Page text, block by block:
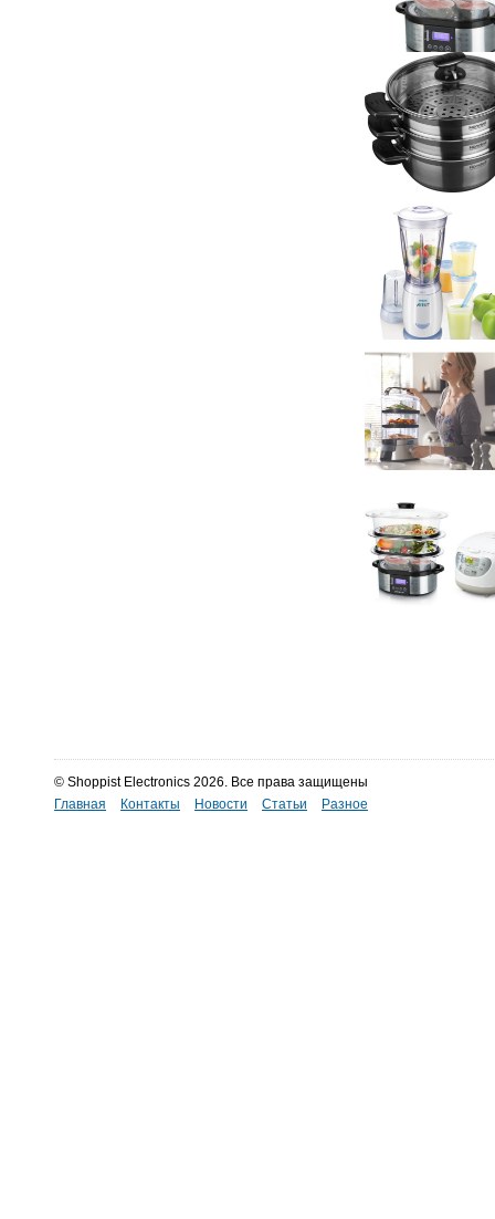
© Shoppist Electronics 2026. Все права защищены
Главная
Контакты Новости Статьи Разное